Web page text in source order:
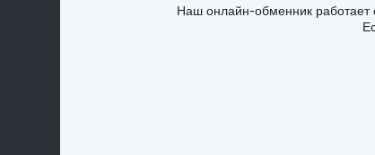
Наш онлайн-обменник работает